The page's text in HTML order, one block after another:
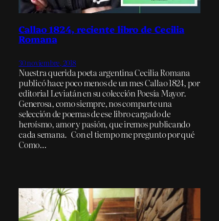
Callao 1824, reciente libro de Cecilia
Romana
30 noviembre, 2018
Nuestra querida poeta argentina Cecilia Romana
publicó hace poco menos de un mes Callao 1824, por
editorial Leviatán en su colección Poesía Mayor.
Generosa, como siempre, nos comparte una
selección de poemas de ese libro cargado de
heroísmo, amor y pasión, que iremos publicando
cada semana. Con el tiempo me pregunto por qué
Como…